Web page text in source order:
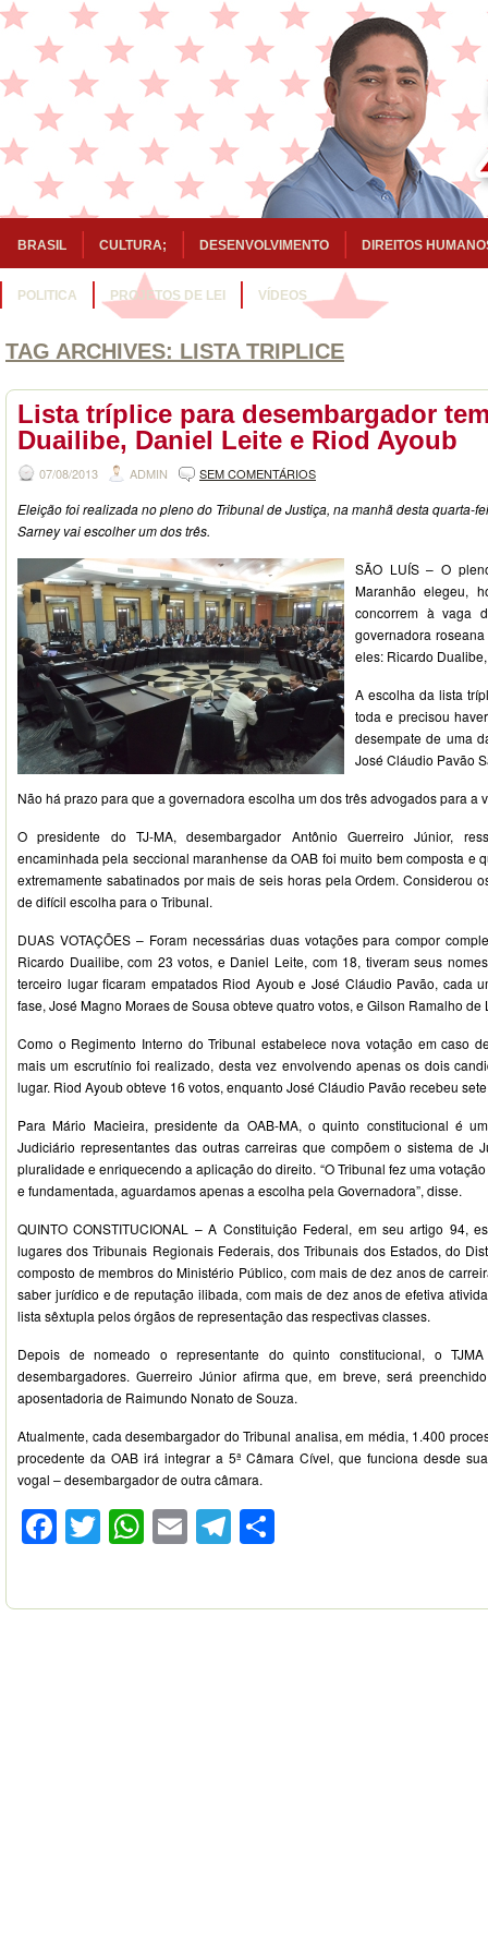
BRASIL CULTURA; DESENVOLVIMENTO DIREITOS
POLITICA PROJETOS DE LEI VÍDEOS
TAG ARCHIVES: LISTA TRIPLICE
Lista tríplice para desembargador
Duailibe, Daniel Leite e Riod Ayoub
07/08/2013 ADMIN SEM COMENTÁRIOS
Eleição foi realizada no pleno do Tribunal de Justiça, na manhã desta quarta-
Sarney vai escolher um dos três.
SÃO LUÍS – O
Maranhão elegeu,
concorrem à vaga
governadora
eles: Ricardo
A escolha da lista
toda e precisou
desempate de uma
José Cláudio Pavão
Não há prazo para que a governadora escolha um dos três advogados para a
O presidente do TJ-MA, desembargador Antônio Guerreiro Júnior,
encaminhada pela seccional maranhense da OAB foi muito bem composta e
extremamente sabatinados por mais de seis horas pela Ordem. Considerou
de difícil escolha para o Tribunal.
DUAS VOTAÇÕES – Foram necessárias duas votações para compor
Ricardo Duailibe, com 23 votos, e Daniel Leite, com 18, tiveram seus
terceiro lugar ficaram empatados Riod Ayoub e José Cláudio Pavão, cada
fase, José Magno Moraes de Sousa obteve quatro votos, e Gilson Ramalho de
Como o Regimento Interno do Tribunal estabelece nova votação em caso
mais um escrutínio foi realizado, desta vez envolvendo apenas os dois
lugar. Riod Ayoub obteve 16 votos, enquanto José Cláudio Pavão recebeu
Para Mário Macieira, presidente da OAB-MA, o quinto constitucional é
Judiciário representantes das outras carreiras que compõem o sistema de
pluralidade e enriquecendo a aplicação do direito. “O Tribunal fez uma
e fundamentada, aguardamos apenas a escolha pela Governadora”, disse.
QUINTO CONSTITUCIONAL – A Constituição Federal, em seu artigo 94,
lugares dos Tribunais Regionais Federais, dos Tribunais dos Estados, do
composto de membros do Ministério Público, com mais de dez anos de
saber jurídico e de reputação ilibada, com mais de dez anos de efetiva
lista sêxtupla pelos órgãos de representação das respectivas classes.
Depois de nomeado o representante do quinto constitucional, o
desembargadores. Guerreiro Júnior afirma que, em breve, será
aposentadoria de Raimundo Nonato de Souza.
Atualmente, cada desembargador do Tribunal analisa, em média, 1.400
procedente da OAB irá integrar a 5ª Câmara Cível, que funciona desde
vogal – desembargador de outra câmara.
Facebook
Twitter
WhatsApp
EmailTelegram